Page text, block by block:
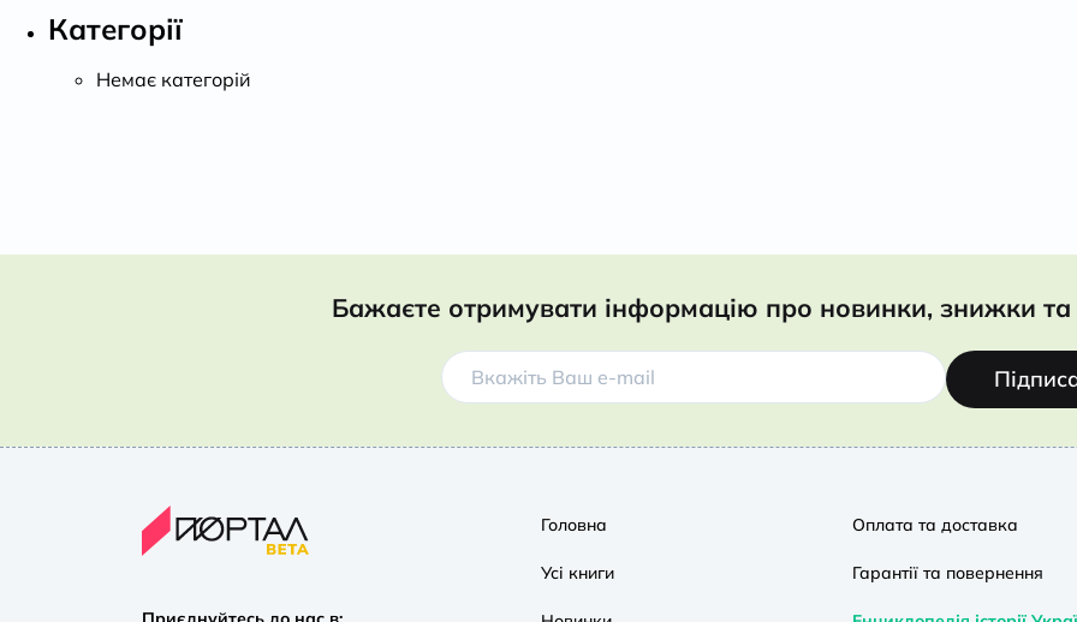
Категорії
Немає категорій
Бажаєте отримувати інформацію про новинки, знижки та
Головна
Усі книги
Оплата та доставка
Гарантії та повернення